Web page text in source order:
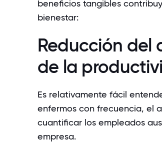
beneficios tangibles
bienestar:
Reducción del
de la
Es relativamente fácil
enfermos con frecuencia, el
cuantificar los empleados
empresa.